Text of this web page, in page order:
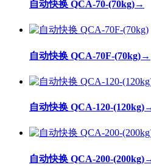
自动快换 QCA-70-(70kg)→
自动快换 QCA-70F-(70kg)→
自动快换 QCA-120-(120kg)
自动快换 QCA-200-(200kg)